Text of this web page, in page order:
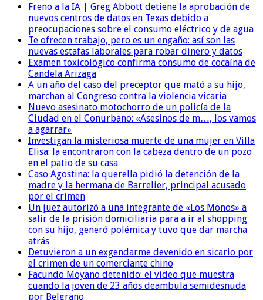
Freno a la IA | Greg Abbott detiene la aprobación de
nuevos centros de datos en Texas debido a
preocupaciones sobre el consumo eléctrico y de agua
Te ofrecen trabajo, pero es un engaño: así son las
nuevas estafas laborales para robar dinero y datos
Examen toxicológico confirma consumo de cocaína de
Candela Arizaga
A un año del caso del preceptor que mató a su hijo,
marchan al Congreso contra la violencia vicaria
Nuevo asesinato motochorro de un policía de la
Ciudad en el Conurbano: «Asesinos de m…, los vamos
a agarrar»
Investigan la misteriosa muerte de una mujer en Villa
Elisa: la encontraron con la cabeza dentro de un pozo
en el patio de su casa
Caso Agostina: la querella pidió la detención de la
madre y la hermana de Barrelier, principal acusado
por el crimen
Un juez autorizó a una integrante de «Los Monos» a
salir de la prisión domiciliaria para a ir al shopping
con su hijo, generó polémica y tuvo que dar marcha
atrás
Detuvieron a un exgendarme devenido en sicario por
el crimen de un comerciante chino
Facundo Moyano detenido: el video que muestra
cuando la joven de 23 años deambula semidesnuda
por Belgrano